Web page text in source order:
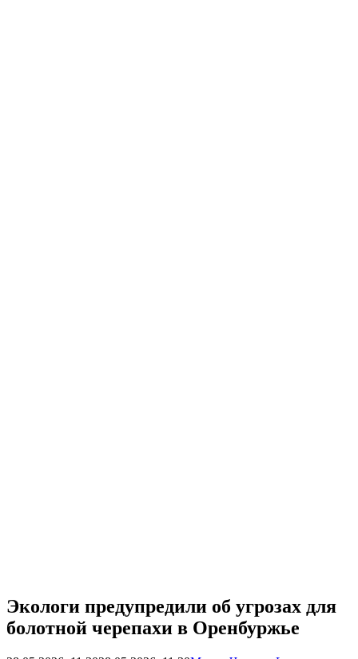
Экологи предупредили об угрозах для
болотной черепахи в Оренбуржье